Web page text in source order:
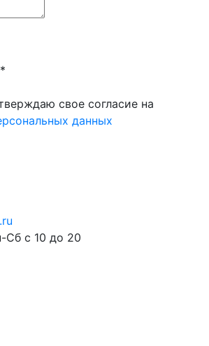
*
свое согласие на
данных
Сб с 10 до 20